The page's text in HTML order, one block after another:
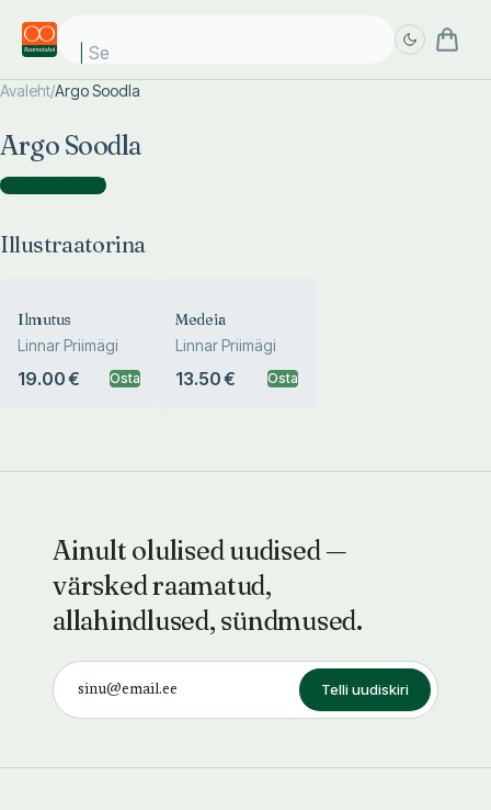
Sek
Avaleht/Argo Soodla
Argo Soodla
Illustraatorina )
Illustraatorina
Ilmutus
Linnar Priimägi
19.00 € Osta
Medeia
Linnar Priimägi
13.50 € Osta
Ainult olulised uudised —
värsked raamatud,
allahindlused, sündmused.
Telli uudiskiri